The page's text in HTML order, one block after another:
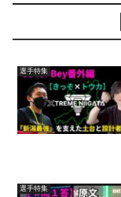
選手特集
選手特集